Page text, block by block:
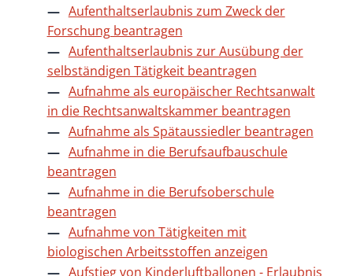
Aufenthaltserlaubnis zum Zweck der
Forschung beantragen
Aufenthaltserlaubnis zur Ausübung der
selbständigen Tätigkeit beantragen
Aufnahme als europäischer Rechtsanwalt
in die Rechtsanwaltskammer beantragen
Aufnahme als Spätaussiedler beantragen
Aufnahme in die Berufsaufbauschule
beantragen
Aufnahme in die Berufsoberschule
beantragen
Aufnahme von Tätigkeiten mit
biologischen Arbeitsstoffen anzeigen
Aufstieg von Kinderluftballonen - Erlaubnis